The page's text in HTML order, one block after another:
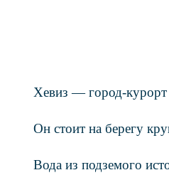
Хевиз — город-курорт
Он стоит на берегу
Вода из подземого